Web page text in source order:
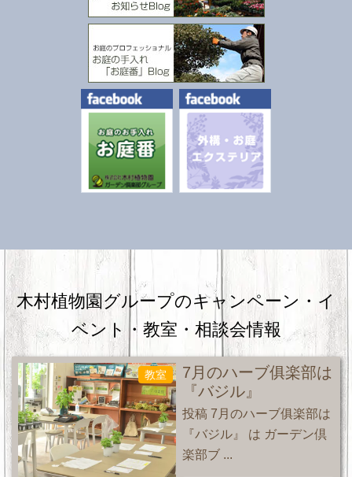
木村植物園グループのキャンペーン・ イ
ベント・教室・相談会情報
教室
7月のハーブ俱楽部は
『バジル』
投稿 7月のハーブ俱楽部は
『バジル』 は ガーデン倶
楽部ブ ...